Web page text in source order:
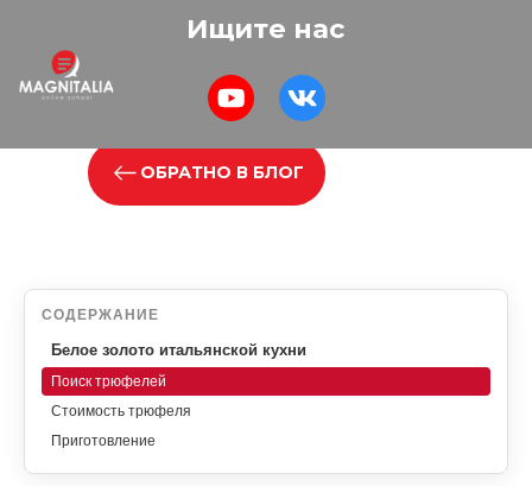
Ищите нас
ОБРАТНО В БЛОГ
СОДЕРЖАНИЕ
Белое золото итальянской кухни
Поиск трюфелей
Стоимость трюфеля
Приготовление